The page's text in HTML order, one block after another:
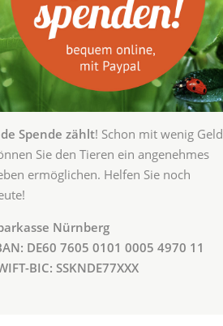
Spende zählt! Schon mit wenig Geld
Sie den Tieren ein angenehmes
ermöglichen. Helfen Sie noch
Nürnberg
DE60 7605 0101 0005 4970 11
BIC: SSKNDE77XXX